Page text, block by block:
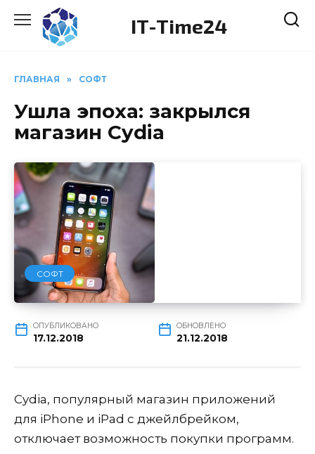
Перейти
содержанию
IT-Time24
ГЛАВНАЯ » СОФТ
Ушла эпоха: закрылся
магазин Cydia
СОФТ
ОПУБЛИКОВАНО
17.12.2018
ОБНОВЛЕНО
21.12.2018
Cydia, популярный магазин приложений
для iPhone и iPad с джейлбрейком,
отключает возможность покупки программ.